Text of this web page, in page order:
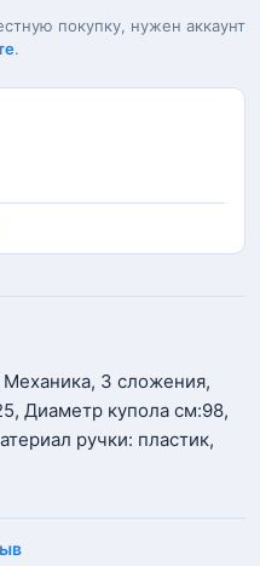
покупку, нужен аккаунт
.
3 сложения,
Диаметр купола см:98,
ручки: пластик,